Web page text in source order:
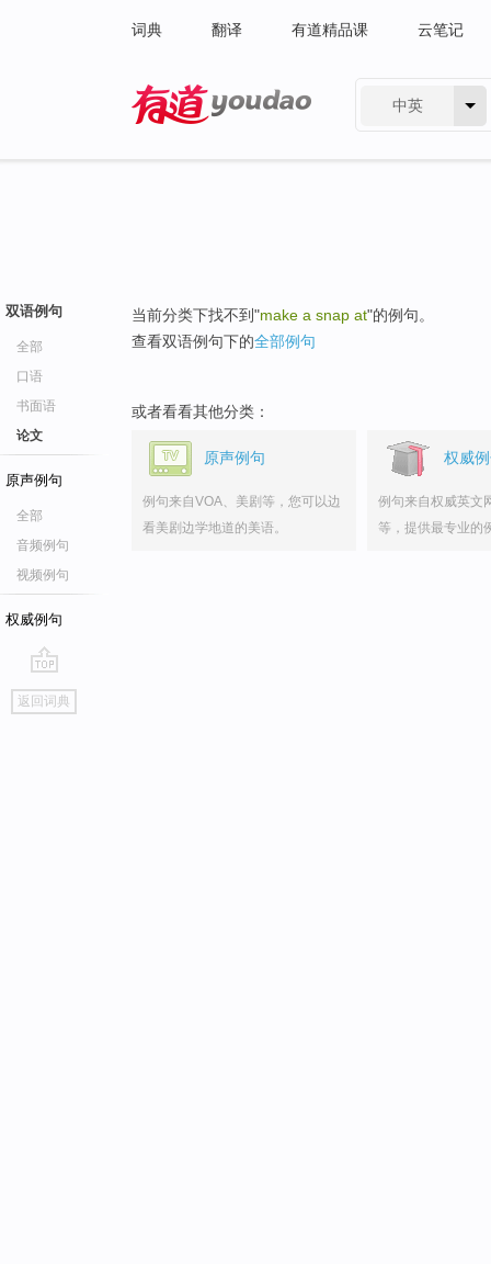
词典 翻译 有道精品课 云笔记
中英
双语例句
全部
口语
书面语
论文
原声例句
全部
音频例句
视频例句
权威例句
go
top
返回词典
当前分类下找不到"make a snap at"的例句。
查看双语例句下的全部例句
或者看看其他分类：
原声例句
例句来自VOA、美剧等，您可以边
看美剧边学地道的美语。
权威
例句来自权威英文
等，提供最专业的